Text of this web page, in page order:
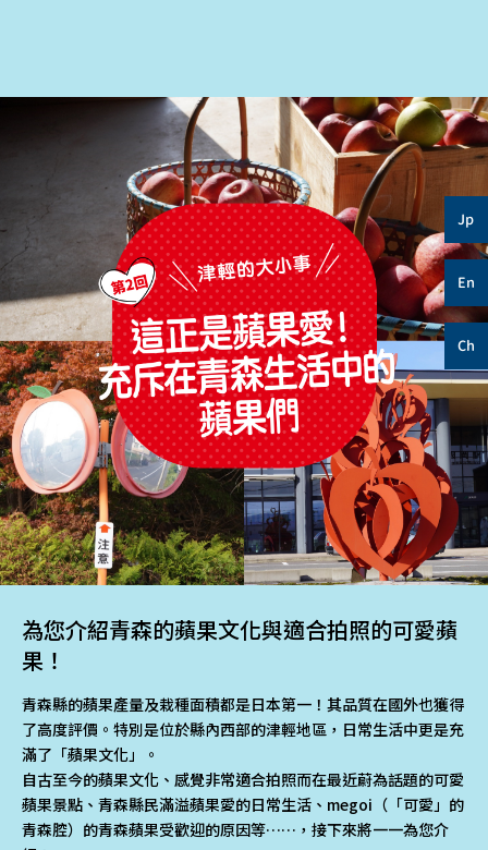
為您介紹青森的蘋果文化與適合拍照的可愛蘋
果！
青森縣的蘋果產量及栽種面積都是日本第一！其品質在國外也獲得
了高度評價。特別是位於縣內西部的津輕地區，日常生活中更是充
滿了「蘋果文化」。
自古至今的蘋果文化、感覺非常適合拍照而在最近蔚為話題的可愛
蘋果景點、青森縣民滿溢蘋果愛的日常生活、megoi（「可愛」的
青森腔）的青森蘋果受歡迎的原因等……，接下來將一一為您介
Jp
En
Ch